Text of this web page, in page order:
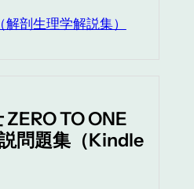
剖生理学解説集）
TO ONE
問題集（Kindle